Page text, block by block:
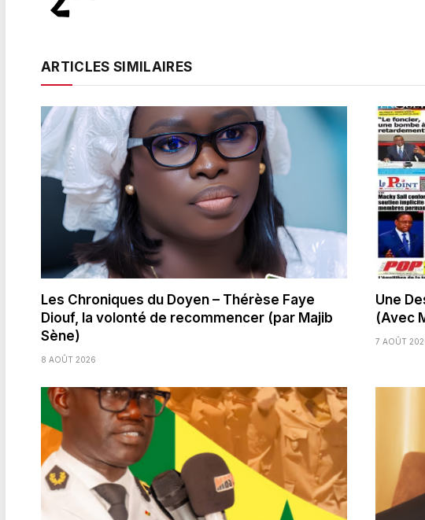
ARTICLES SIMILAIRES
Les Chroniques du Doyen – Thérèse Faye
Diouf, la volonté de recommencer (par Majib
Sène)
8 AOÛT 2026
Une
(Avec
7 AOÛT